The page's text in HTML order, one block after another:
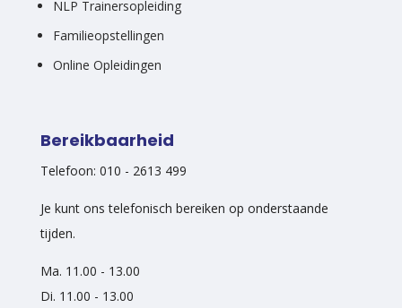
NLP Trainersopleiding
Familieopstellingen
Online Opleidingen
Bereikbaarheid
Telefoon: 010 - 2613 499
Je kunt ons telefonisch bereiken op onderstaande
tijden.
Ma. 11.00 - 13.00
Di. 11.00 - 13.00